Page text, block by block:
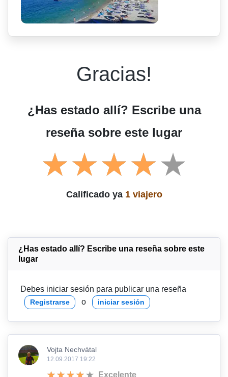
Gracias!
¿Has estado allí? Escribe una
reseña sobre este lugar
Calificado ya 1 viajero
¿Has estado allí? Escribe una reseña sobre este
lugar
Debes iniciar sesión para publicar una reseña
Registrarse o iniciar sesión
Vojta Nechvátal
12.09.2017 19:22
Excelente